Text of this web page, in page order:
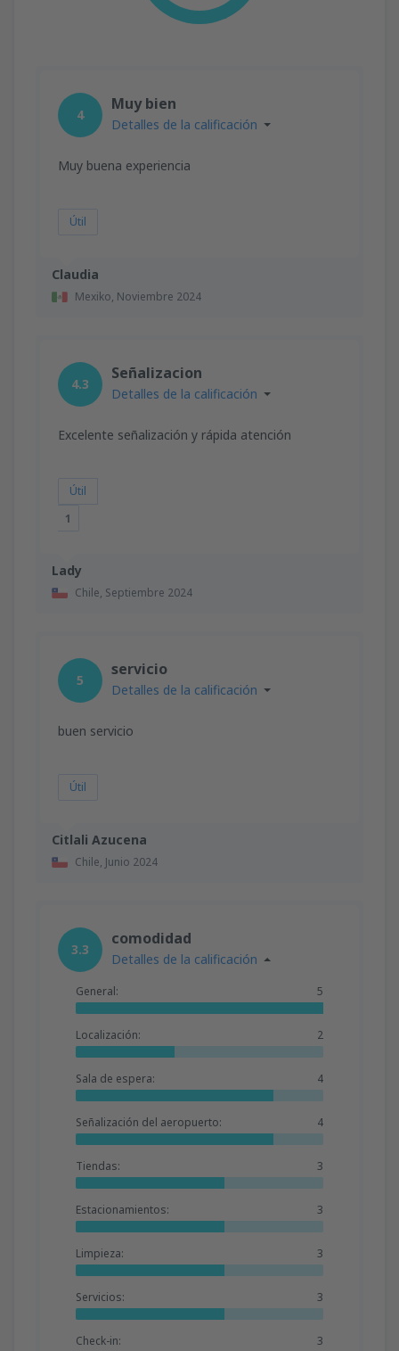
Claudia
Mexiko, Noviembre 2024
4
Muy bien
Detalles de la calificación
Muy buena experiencia
Útil
Lady
Chile, Septiembre 2024
4.3
Señalizacion
Detalles de la calificación
Excelente señalización y rápida atención
Útil
1
Citlali Azucena
Chile, Junio 2024
5
servicio
Detalles de la calificación
buen servicio
Útil
3.3
comodidad
Detalles de la calificación
General: 5
Localización: 2
Sala de espera: 4
Señalización del aeropuerto: 4
Tiendas: 3
Estacionamientos: 3
Limpieza: 3
Servicios: 3
Check-in: 3